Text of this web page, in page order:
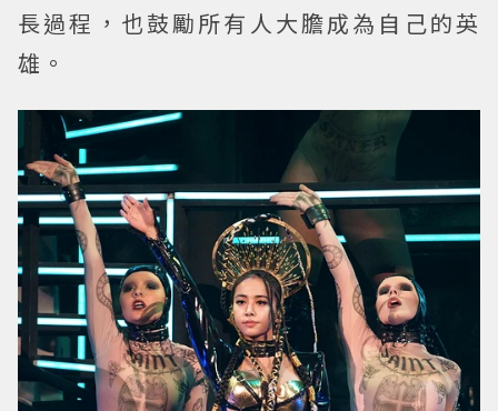
長過程，也鼓勵所有人大膽成為自己的英
雄。